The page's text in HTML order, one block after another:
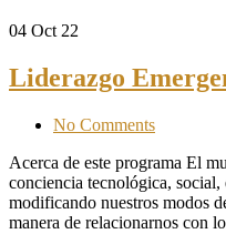
04 Oct 22
Liderazgo
No Comments
Acerca de este programa El
conciencia tecnológica, social,
modificando nuestros modos
manera de relacionarnos con